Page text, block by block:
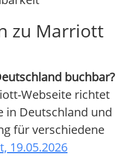
zu Marriott
buchbar?
Webseite richtet
in Deutschland und
für verschiedene
19.05.2026